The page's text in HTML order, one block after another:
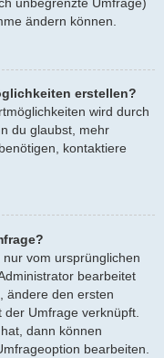
ändern können.
erstellen?
wird durch
du glaubst, mehr
kontaktiere
vom ursprünglichen
bearbeitet
ändere den ersten
Umfrage verknüpft.
dann können
bearbeiten.